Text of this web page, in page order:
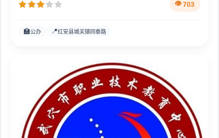
703
🏫公办 📍红安县城关镇同泰路